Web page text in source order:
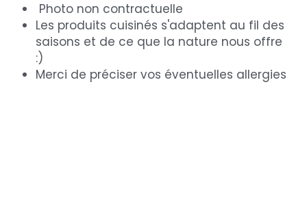
Photo non contractuelle
Les produits cuisinés s'adaptent au fil des
saisons et de ce que la nature nous offre
:)
Merci de préciser vos éventuelles allergies